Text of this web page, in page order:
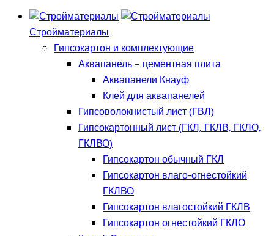
Стройматериалы
Гипсокартон и комплектующие
Аквапанель – цементная плита
Аквапанели Кнауф
Клей для аквапанелей
Гипсоволокнистый лист (ГВЛ)
Гипсокартонный лист (ГКЛ, ГКЛВ, ГКЛО,
ГКЛВО)
Гипсокартон обычный ГКЛ
Гипсокартон влаго-огнестойкий
ГКЛВО
Гипсокартон влагостойкий ГКЛВ
Гипсокартон огнестойкий ГКЛО